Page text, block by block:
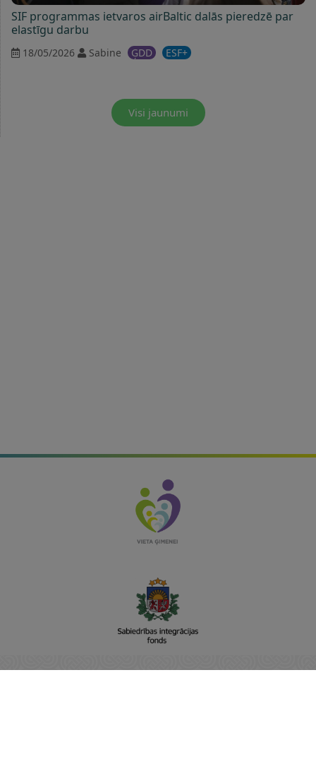
SIF programmas ietvaros airBaltic dalās pieredzē par
elastīgu darbu
18/05/2026 Sabine ĢDD ESF+
Visi jaunumi